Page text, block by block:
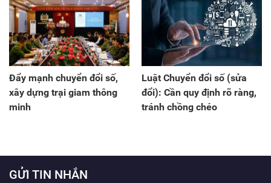
Đẩy mạnh chuyển đổi số,
xây dựng trại giam thông
minh
Luật Chuyển đổi số (sửa
đổi): Cần quy định rõ ràng,
tránh chồng chéo
GỬI TIN NHẮN